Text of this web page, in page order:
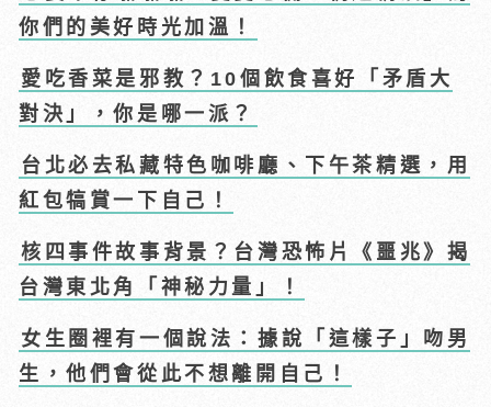
你們的美好時光加溫！
愛吃香菜是邪教？10個飲食喜好「矛盾大
對決」，你是哪一派？
台北必去私藏特色咖啡廳、下午茶精選，用
紅包犒賞一下自己！
核四事件故事背景？台灣恐怖片《噩兆》揭
台灣東北角「神秘力量」！
女生圈裡有一個說法：據說「這樣子」吻男
生，他們會從此不想離開自己！